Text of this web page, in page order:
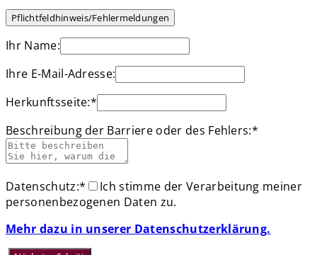
Ihr Name:
Ihre E-Mail-Adresse:
Herkunftsseite:*
Beschreibung der Barriere oder des Fehlers:*
Datenschutz:*
Ich stimme der Verarbeitung meiner
personenbezogenen Daten zu.
Mehr dazu in unserer Datenschutzerklärung.